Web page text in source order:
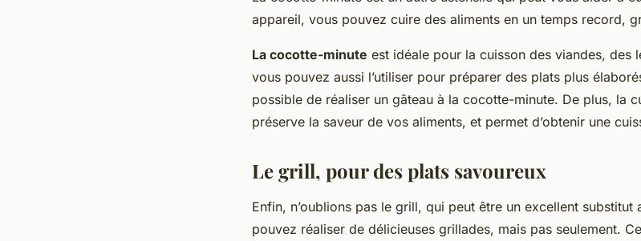
appareil, vous pouvez cuire des aliments en un temps record,
La cocotte-minute est idéale pour la cuisson des viandes, des
vous pouvez aussi l’utiliser pour préparer des plats plus
possible de réaliser un gâteau à la cocotte-minute. De plus, la
préserve la saveur de vos aliments, et permet d’obtenir une
Le grill, pour des plats savoureux
Enfin, n’oublions pas le grill, qui peut être un excellent
pouvez réaliser de délicieuses grillades, mais pas seulement.